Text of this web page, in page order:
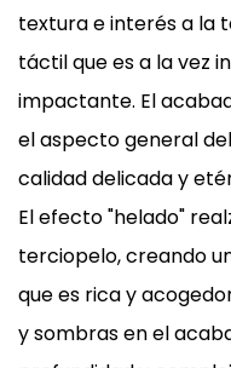
textura e interés a la
táctil que es a la vez
impactante. El
el aspecto general
calidad delicada y
El efecto "helado"
terciopelo, creando
que es rica y
y sombras en el